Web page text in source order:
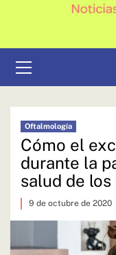
primario
Oftalmología
Cómo el
durante la
salud de los
9 de octubre de 2020